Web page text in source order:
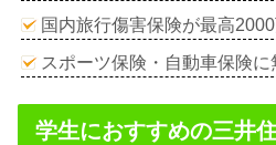
国内旅行傷害保険が最高
スポーツ保険・自動車保険に
学生におすすめの三井